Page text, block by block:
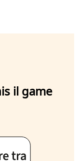
il game